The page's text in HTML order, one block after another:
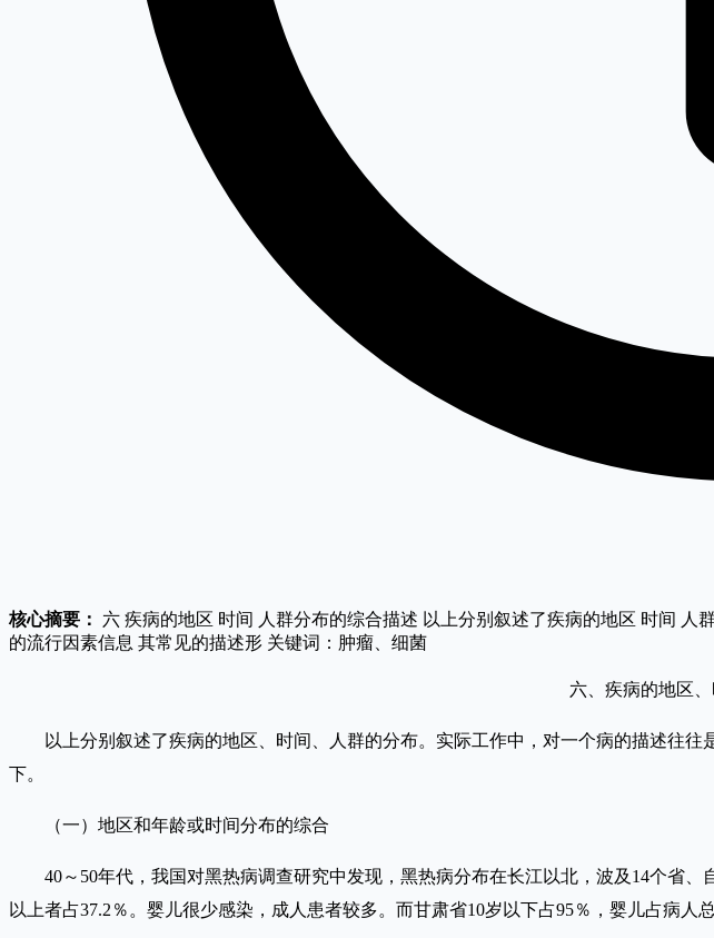
核心摘要： 六 疾病的地区 时间 人群分布的综合描述 以上分别叙述了疾病的地区 时间
的流行因素信息 其常见的描述形 关键词：肿瘤、细菌
六、疾病的地区
以上分别叙述了疾病的地区、时间、人群的分布。实际工作中，对一个病的描述往往
下。
（一）地区和年龄或时间分布的综合
40～50年代，我国对黑热病调查研究中发现，黑热病分布在长江以北，波及14个省、
以上者占37.2％。婴儿很少感染，成人患者较多。而甘肃省10岁以下占95％，婴儿占病